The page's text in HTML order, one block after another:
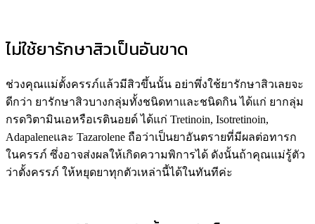
ไม่ใช้ยารักษาสิวเป็นอันขาด
ช่วงคุณแม่ตั้งครรภ์แล้วมีสิวขึ้นนั้น อย่าพึ่งใช้ยารักษาสิวเลยจะ
ดีกว่า ยารักษาสิวบางกลุ่มทั้งชนิดทาและชนิดกิน ได้แก่ ยากลุ่ม
กรดวิตามินเอหรือเรตินอยด์ ได้แก่ Tretinoin, Isotretinoin,
Adapaleneและ Tazarolene ถือว่าเป็นยาอันตรายที่มีผลต่อทารก
ในครรภ์ ซึ่งอาจส่งผลให้เกิดความพิการได้ ดังนั้นถ้าคุณแม่รู้ตัว
ว่าตั้งครรภ์ ให้หยุดยาทุกตัวเหล่านี้ได้ในทันทีค่ะ